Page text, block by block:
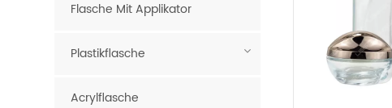
Flasche Mit Applikator
Plastikflasche
Acrylflasche